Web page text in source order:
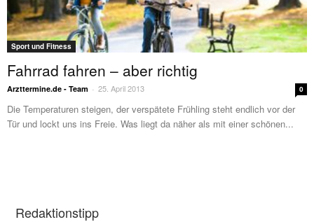
Sport und Fitness
Fahrrad fahren – aber richtig
Arzttermine.de - Team - 25. April 2013 0
Die Temperaturen steigen, der verspätete Frühling steht endlich vor der
Tür und lockt uns ins Freie. Was liegt da näher als mit einer schönen...
Redaktionstipp